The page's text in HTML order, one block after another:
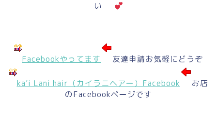
い
Facebookやってます 友達申請お気軽にどうぞ
ka’i Lani hair（カイラニヘアー）Facebook
お店
のFacebookページです